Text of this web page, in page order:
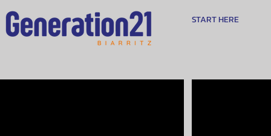
START HERE